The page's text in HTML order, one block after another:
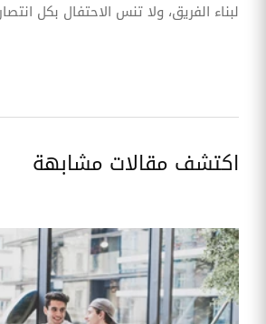
لبناء الفريق، ولا تنس الاحتفال بكل
اكتشف مقالات مشابهة